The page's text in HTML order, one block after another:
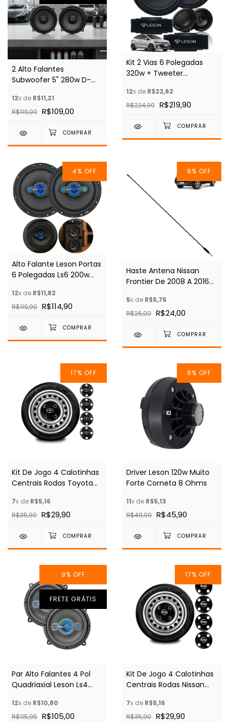
2 Alto Falantes
Subwoofer 5" 280w D-
Automotivo
12x de R$11,21
R$119,00 R$109,00
Kit 2 Vias 6 Polegadas
320w + Tweeter
Diamond
12x de R$22,62
R$224,90 R$219,90
4% OFF
Alto Falante Leson Portas
6 Polegadas Ls6 200w
12x de R$11,82
R$119,90 R$114,90
8% OFF
Haste Antena Nissan
Frontier De 2008 A 2016
5x de R$5,75
R$26,00 R$24,00
17% OFF
Kit De Jogo 4 Calotinhas
Centrais Rodas Toyota
7x de R$5,16
R$35,90 R$29,90
8% OFF
Driver Leson 120w Muito
Forte Corneta 8 Ohms
11x de R$5,13
R$49,90 R$45,90
9% OFF
FRETE GRÁTIS
Par Alto Falantes 4 Pol
Quadriaxial Leson Ls4
12x de R$10,80
R$115,95 R$105,00
17% OFF
Kit De Jogo 4 Calotinhas
Centrais Rodas Nissan
7x de R$5,16
R$35,90 R$29,90